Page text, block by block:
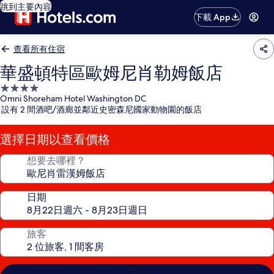
跳到主要內容
下載 App
查看所有住宿
華盛頓特區歐姆尼肖勒姆飯店
4.0
星
級
住
宿
Omni Shoreham Hotel Washington DC
設有 2 間酒吧/酒廊並鄰近史密森尼國家動物園的飯店
選擇日期以查看價格
想要去哪裡？
日期
旅客